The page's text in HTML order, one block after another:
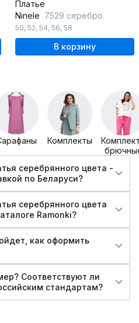
Платье
Ninele 7529 серебро
50, 52, 54, 56, 58
В корзину
Комплекты
серебрянного цвета -
по Беларуси?
серебрянного цвета
Ramonki?
как оформить
Соответствуют ли
стандартам?